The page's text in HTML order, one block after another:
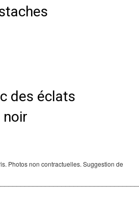
des éclats
Photos non contractuelles. Suggestion de